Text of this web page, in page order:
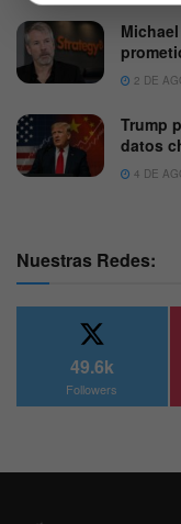
2 DE
Trump
datos
4 DE
Nuestras Redes:
49.6k
Followers